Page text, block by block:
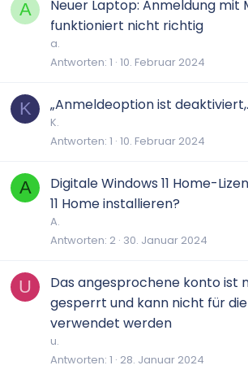
A
Neuer Laptop: Anmeldung
funktioniert nicht richtig
a.
Antworten 1 10. Februar 2024
K „Anmeldeoption ist
K.
Antworten 1 10. Februar 2024
A
Digitale Windows 11 Home-
11 Home installieren?
A.
Antworten 2 30. Januar 2024
U
Das angesprochene konto ist
gesperrt und kann nicht für
verwendet werden
u.
Antworten 1 28. Januar 2024